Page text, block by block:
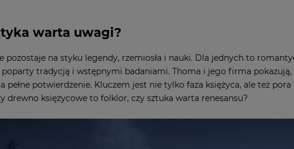
warta uwagi?
pozostaje na styku legendy, rzemiosła i nauki. Dla jednych to
poparty tradycją i wstępnymi badaniami. Thoma i jego firma
pełne potwierdzenie. Kluczem jest nie tylko faza księżyca, ale też
drewno księżycowe to folklor, czy sztuka warta renesansu?